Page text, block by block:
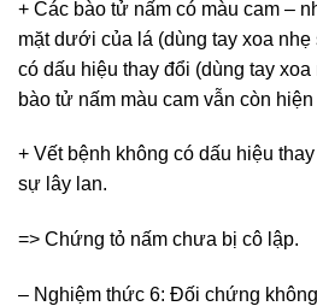
+ Các bào tử nấm có màu cam –
mặt dưới của lá (dùng tay xoa
có dấu hiệu thay đổi (dùng tay
bào tử nấm màu cam vẫn còn
+ Vết bệnh không có dấu hiệu
sự lây lan.
=> Chứng tỏ nấm chưa bị cô lập.
– Nghiệm thức 6: Đối chứng